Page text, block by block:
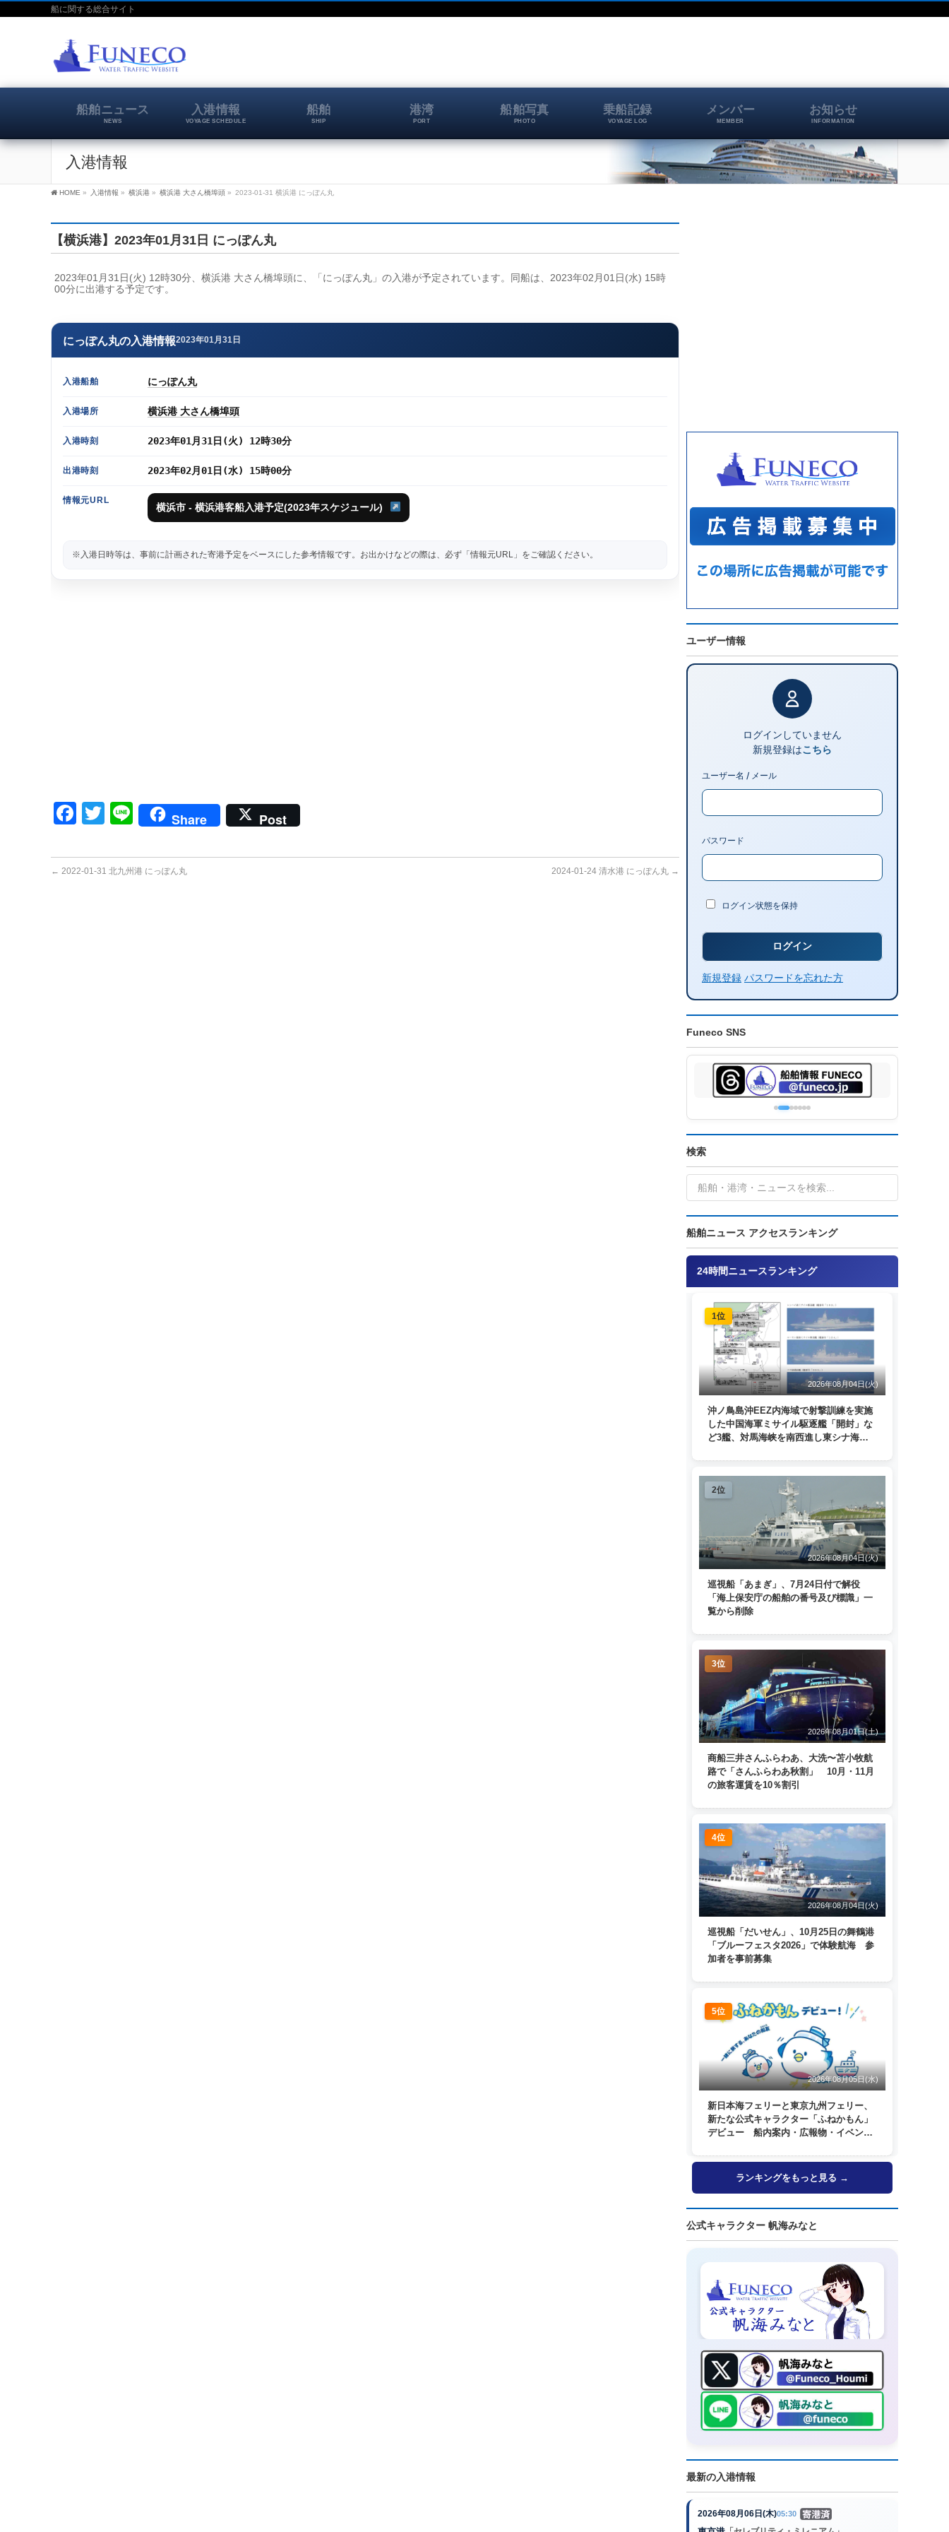
船に関する総合サイト
船舶ニュース
NEWS
入港情報
VOYAGE SCHEDULE
船舶
SHIP
港湾
PORT
船舶写真
PHOTO
乗船記録
VOYAGE LOG
メンバー
MEMBER
お知らせ
INFORMATION
入港情報
HOME » 入港情報 » 横浜港 » 横浜港 大さん橋埠頭 » 2023-01-31 横浜港 にっぽん丸
【横浜港】2023年01月31日 にっぽん丸
2023年01月31日(火) 12時30分、横浜港 大さん橋埠頭に、「にっぽん丸」の入港が予定されています。同船は、2023年02月01日(水) 15時
00分に出港する予定です。
にっぽん丸の入港情報2023年01月31日
入港船舶 にっぽん丸
入港場所 横浜港 大さん橋埠頭
入港時刻 2023年01月31日(火) 12時30分
出港時刻 2023年02月01日(水) 15時00分
情報元URL
横浜市 - 横浜港客船入港予定(2023年スケジュール)
※入港日時等は、事前に計画された寄港予定をベースにした参考情報です。お出かけなどの際は、必ず「情報元URL」をご確認ください。
Facebook
Twitter
LineShare Post
← 2022-01-31 北九州港 にっぽん丸 2024-01-24 清水港 にっぽん丸 →
ユーザー情報
ログインしていません
新規登録はこちら
ユーザー名 / メール
パスワード
ログイン状態を保持
新規登録 パスワードを忘れた方
Funeco SNS
検索
船舶ニュース アクセスランキング
24時間ニュースランキング
1位
2026年08月04日(火)
沖ノ鳥島沖EEZ内海域で射撃訓練を実施
した中国海軍ミサイル駆逐艦「開封」な
ど3艦、対馬海峡を南西進し東シナ海
2位
2026年08月04日(火)
巡視船「あまぎ」、7月24日付で解役
「海上保安庁の船舶の番号及び標識」一
覧から削除
3位
2026年08月01日(土)
商船三井さんふらわあ、大洗〜苫小牧航
路で「さんふらわあ秋割」 10月・11月
の旅客運賃を10％割引
4位
2026年08月04日(火)
巡視船「だいせん」、10月25日の舞鶴港
「ブルーフェスタ2026」で体験航海 参
加者を事前募集
5位
2026年08月05日(水)
新日本海フェリーと東京九州フェリー、
新たな公式キャラクター「ふねかもん」
デビュー 船内案内・広報物・イベン
ランキングをもっと見る →
公式キャラクター 帆海みなと
最新の入港情報
2026年08月06日(木)05:30